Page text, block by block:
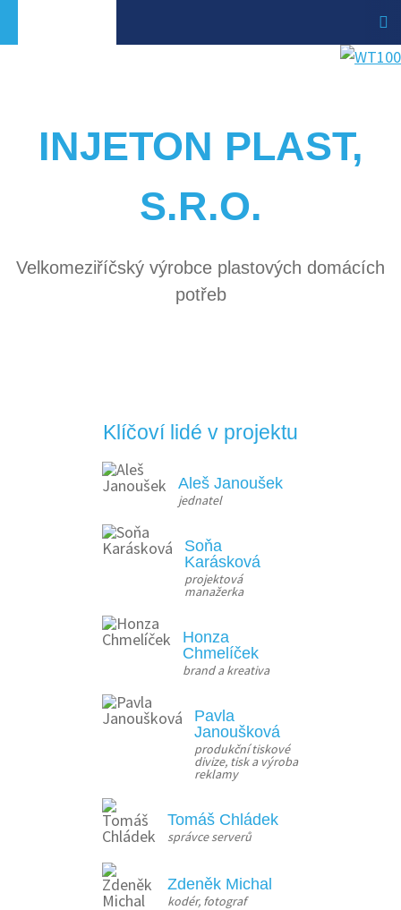
INJETON PLAST,
S.R.O.
Velkomeziříčský výrobce plastových domácích
potřeb
Klíčoví lidé v projektu
Aleš Janoušek
jednatel
Soňa
Karásková
projektová
manažerka
Honza
Chmelíček
brand a kreativa
Pavla
Janoušková
produkční tiskové
divize, tisk a výroba
reklamy
Tomáš Chládek
správce serverů
Zdeněk Michal
kodér, fotograf